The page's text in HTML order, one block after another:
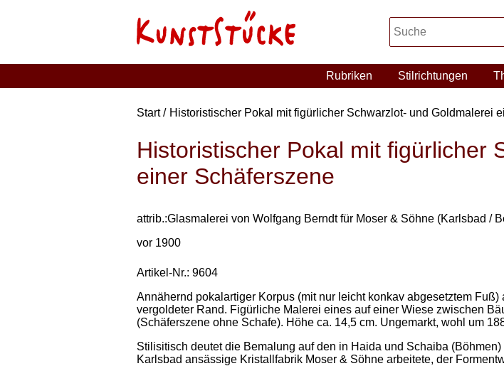
Rubriken Stilrichtungen
Start Historistischer Pokal mit figürlicher Schwarzlot- und Goldmalerei
Historistischer Pokal mit figürlicher
einer Schäferszene
attrib.:Glasmalerei von Wolfgang Berndt für Moser & Söhne (Karlsbad /
vor 1900
Artikel-Nr.: 9604
Annähernd pokalartiger Korpus (mit nur leicht konkav abgesetztem
vergoldeter Rand. Figürliche Malerei eines auf einer Wiese zwischen
(Schäferszene ohne Schafe). Höhe ca. 14,5 cm. Ungemarkt, wohl um
Stilisitisch deutet die Bemalung auf den in Haida und Schaiba
Karlsbad ansässige Kristallfabrik Moser & Söhne arbeitete, der